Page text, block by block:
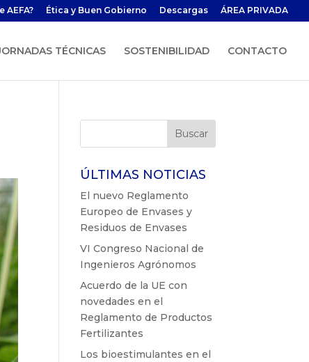
AEFA? Ética y Buen Gobierno Descargas ÁREA PRIVADA
TÉCNICAS SOSTENIBILIDAD CONTACTO
ÚLTIMAS NOTICIAS
El nuevo Reglamento
Europeo de Envases y
Residuos de Envases
VI Congreso Nacional de
Ingenieros Agrónomos
Acuerdo de la UE con
novedades en el
Reglamento de Productos
Fertilizantes
Los bioestimulantes en el